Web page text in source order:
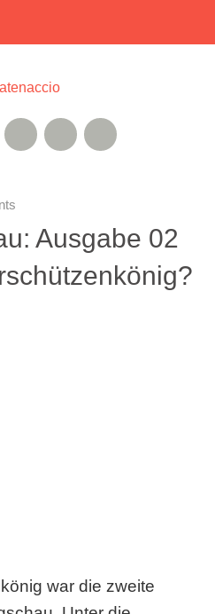
Twitter
Google+
Instagram
Ausgabe 02
war die zweite